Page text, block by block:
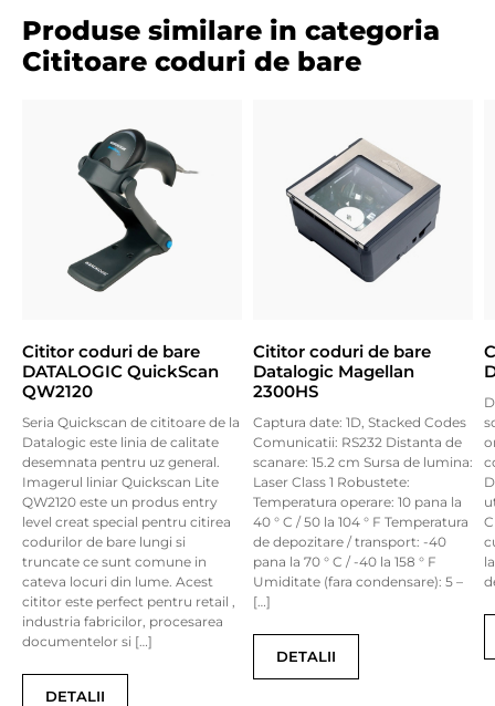
Produse similare in categoria
Cititoare coduri de bare
Cititor coduri de bare
DATALOGIC QuickScan
QW2120
Seria Quickscan de cititoare de la
Datalogic este linia de calitate
desemnata pentru uz general.
Imagerul liniar Quickscan Lite
QW2120 este un produs entry
level creat special pentru citirea
codurilor de bare lungi si
truncate ce sunt comune in
cateva locuri din lume. Acest
cititor este perfect pentru retail ,
industria fabricilor, procesarea
documentelor si […]
DETALII
Cititor coduri de bare
Datalogic Magellan
2300HS
Captura date: 1D, Stacked Codes
Comunicatii: RS232 Distanta de
scanare: 15.2 cm Sursa de lumina:
Laser Class 1 Robustete:
Temperatura operare: 10 pana la
40 ° C / 50 la 104 ° F Temperatura
de depozitare / transport: -40
pana la 70 ° C / -40 la 158 ° F
Umiditate (fara condensare): 5 –
[…]
DETALII